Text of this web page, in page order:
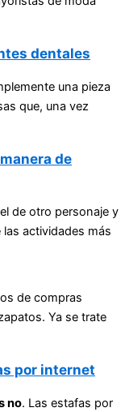
dentales
una pieza
que, una vez
de
de otro personaje y
actividades más
de compras
Ya se trate
por internet
no. Las estafas por